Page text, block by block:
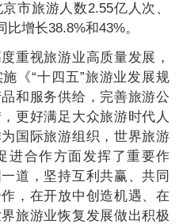
市旅游人数2.55亿人次、
增长38.8%和43%。
视旅游业高质量发展，
《“十四五”旅游业发展规
和服务供给，完善旅游公
更好满足大众旅游时代人
国际旅游组织，世界旅游
进合作方面发挥了重要作
道，坚持互利共赢、共同
，在开放中创造机遇、在
旅游业恢复发展做出积极